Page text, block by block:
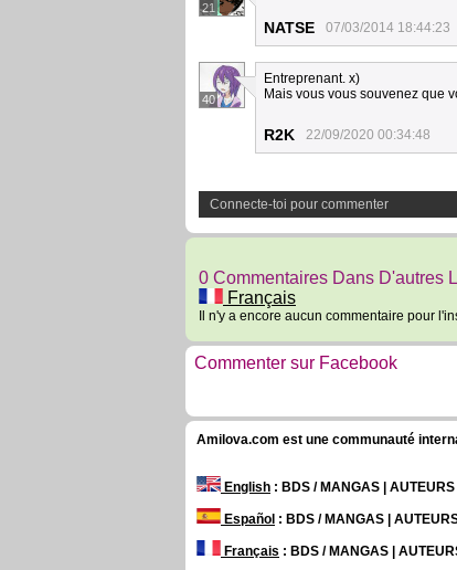
21
NATSE 07/03/2014 18:44:23
40
Entreprenant. x)
Mais vous vous souvenez que
R2K 22/09/2020 00:34:48
Connecte-toi pour commenter
0 Commentaires Dans D'autres
Français
Il n'y a encore aucun commentaire pour
Commenter sur Facebook
Amilova.com est une communauté
English : BDS / MANGAS |
Español : BDS / MANGAS |
Français : BDS / MANGAS |